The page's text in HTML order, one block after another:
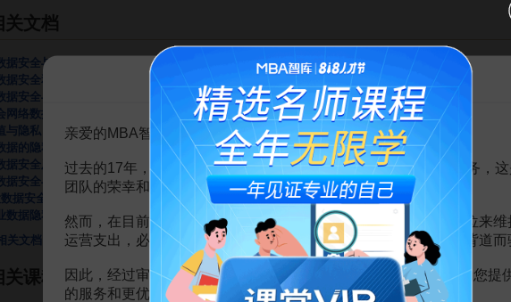
关文档
据安全与隐私保护
据安全和隐私手册
据安全与隐私保护
网络数据的隐私保护
与隐私 双面大数据 4页
据的隐私黑洞与苍白立法
据安全及隐私概述 57页
据安全与隐私保护24 24页
据安全及隐私
数据隐私管理手册
41页
关文档
课程
告MBA智库百科用户的一封信
亲爱的MBA智库百科用户：
过去的17年，百科频道一直以免费公益的形式为大家提供知识服务，这
团队的荣幸和骄傲。
然而，在目前越来越严峻的经营挑战下，单纯依靠不断增加广告位来维
运营支出，必然会越来越影响您的使用体验，这也与我们的初衷背道而
因此，经过审慎地考虑，我们决定推出VIP会员收费制度，以便为您提
的服务和更优质的内容。